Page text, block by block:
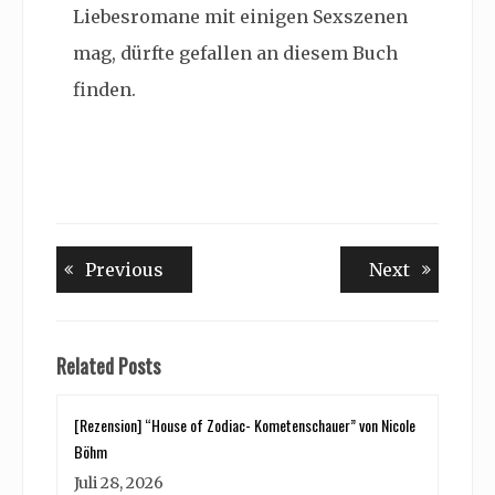
Liebesromane mit einigen Sexszenen
mag, dürfte gefallen an diesem Buch
finden.
Beitragsnavigation
Previous NextNext
Related Posts
[Rezension] “House of Zodiac- Kometenschauer” von Nicole
Böhm
Juli 28, 2026